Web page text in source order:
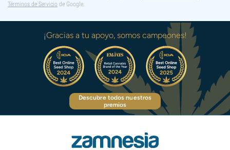
Términos de Servicio de Google.
¡Gracias a tu apoyo, somos campeones!
Descubre todos nuestros
premios